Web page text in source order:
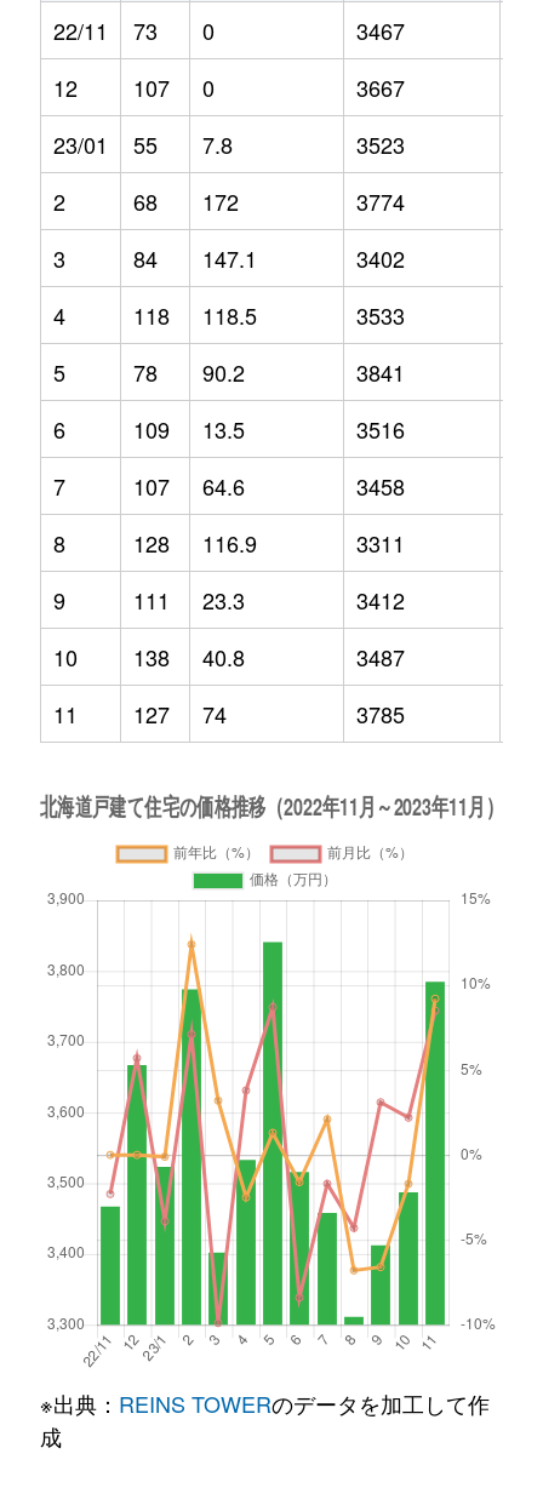
22/11
73 0 3467
12
107 0 3667
23/01
55 7.8 3523
2
68 172 3774
3
84 147.1 3402
4
118 118.5 3533
5
78 90.2 3841
6
109 13.5 3516
7
107 64.6 3458
8
128 116.9 3311
9
111 23.3 3412
10
138 40.8 3487
11
127 74 3785
※出典： REINS TOWERのデータを加工して作
成